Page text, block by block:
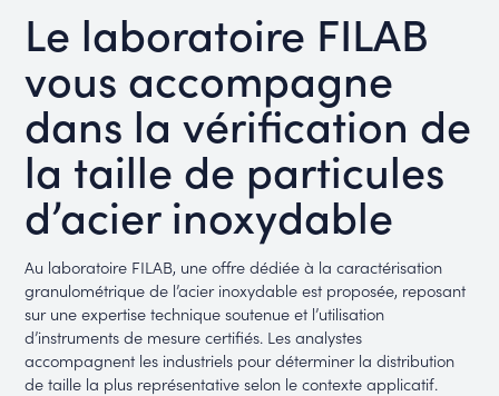
Le laboratoire FILAB
vous accompagne
dans la vérification de
la taille de particules
d’acier inoxydable
Au laboratoire FILAB, une offre dédiée à la caractérisation
granulométrique de l’acier inoxydable est proposée, reposant
sur une expertise technique soutenue et l’utilisation
d’instruments de mesure certifiés. Les analystes
accompagnent les industriels pour déterminer la distribution
de taille la plus représentative selon le contexte applicatif.